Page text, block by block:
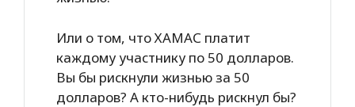
Или о том, что ХАМАС платит
каждому участнику по 50 долларов.
Вы бы рискнули жизнью за 50
долларов? А кто-нибудь рискнул бы?